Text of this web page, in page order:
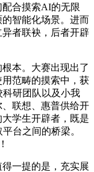
合摸索AI的无限
智能化场景。进而
者联袂，后者开辟
本。大赛出现出了
范畴的摸索中，获
研团队以及小我
联想、惠普供给开
学生开辟者，既是
台之间的桥梁。
一提的是，充实展